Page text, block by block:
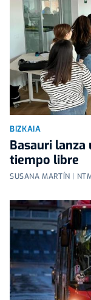
BIZKAIA
Basauri
tiempo libre
SUSANA MARTÍN |